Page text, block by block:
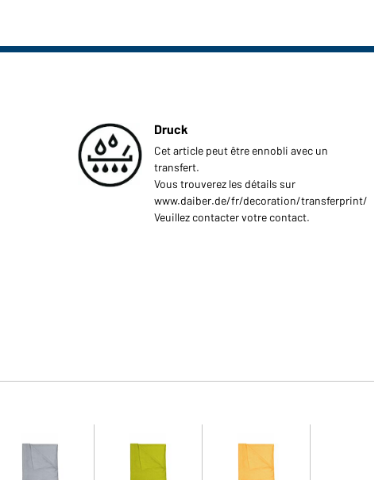
Druck
Cet article peut être ennobli avec un
transfert.
Vous trouverez les détails sur
www.daiber.de/fr/decoration/transferprint/
Veuillez contacter votre contact.